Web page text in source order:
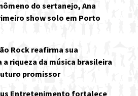
do sertanejo, Ana
show solo em Porto
Rock reafirma sua
riqueza da música brasileira
promissor
Entretenimento fortalece